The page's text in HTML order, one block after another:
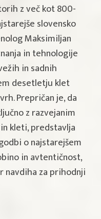
z več kot 800-
slovensko
Maksimiljan
in tehnologije
in sadnih
desetletju klet
Prepričan je, da
z razvejanim
kleti, predstavlja
o najstarejšem
in avtentičnost,
navdiha za prihodnji